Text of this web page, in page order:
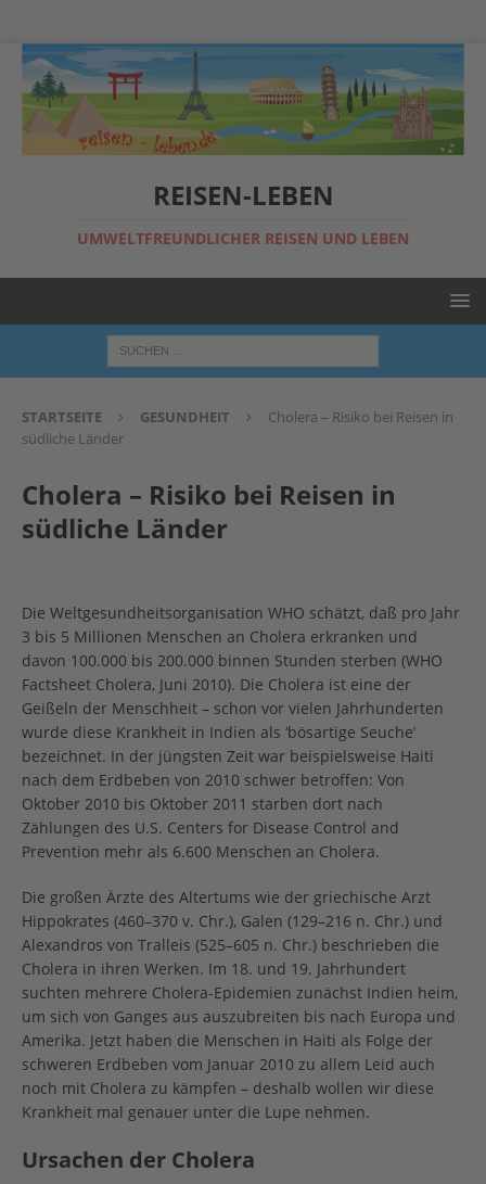
REISEN-LEBEN
UMWELTFREUNDLICHER REISEN UND LEBEN
STARTSEITE GESUNDHEIT
Cholera – Risiko bei Reisen in
südliche Länder
Cholera – Risiko bei Reisen in
südliche Länder
Die Weltgesundheitsorganisation WHO schätzt, daß pro Jahr
3 bis 5 Millionen Menschen an Cholera erkranken und
davon 100.000 bis 200.000 binnen Stunden sterben (WHO
Factsheet Cholera, Juni 2010). Die Cholera ist eine der
Geißeln der Menschheit – schon vor vielen Jahrhunderten
wurde diese Krankheit in Indien als ‘bösartige Seuche’
bezeichnet. In der jüngsten Zeit war beispielsweise Haiti
nach dem Erdbeben von 2010 schwer betroffen: Von
Oktober 2010 bis Oktober 2011 starben dort nach
Zählungen des U.S. Centers for Disease Control and
Prevention mehr als 6.600 Menschen an Cholera.
Die großen Ärzte des Altertums wie der griechische Arzt
Hippokrates (460–370 v. Chr.), Galen (129–216 n. Chr.) und
Alexandros von Tralleis (525–605 n. Chr.) beschrieben die
Cholera in ihren Werken. Im 18. und 19. Jahrhundert
suchten mehrere Cholera-Epidemien zunächst Indien heim,
um sich von Ganges aus auszubreiten bis nach Europa und
Amerika. Jetzt haben die Menschen in Haiti als Folge der
schweren Erdbeben vom Januar 2010 zu allem Leid auch
noch mit Cholera zu kämpfen – deshalb wollen wir diese
Krankheit mal genauer unter die Lupe nehmen.
Ursachen der Cholera